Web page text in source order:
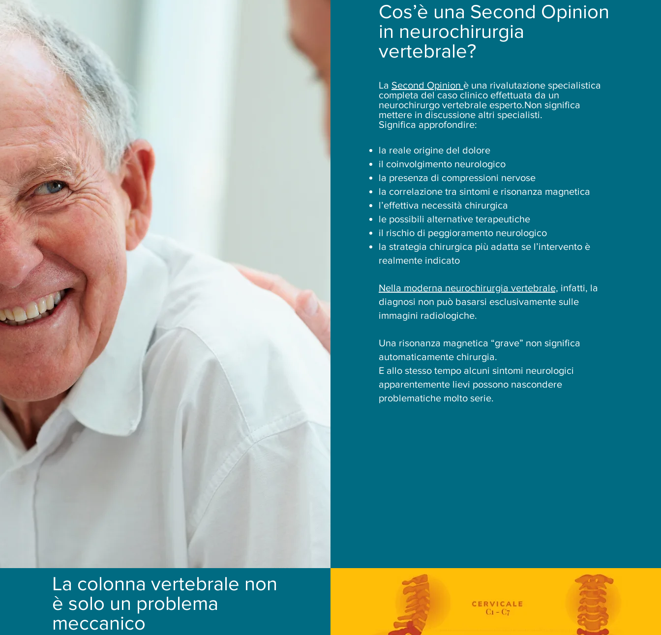
Cos’è una Second Opinion
in neurochirurgia
vertebrale?
La Second Opinion è una rivalutazione specialistica
completa del caso clinico effettuata da un
neurochirurgo vertebrale esperto.Non significa
mettere in discussione altri specialisti.
Significa approfondire:
la reale origine del dolore
il coinvolgimento neurologico
la presenza di compressioni nervose
la correlazione tra sintomi e risonanza magnetica
l’effettiva necessità chirurgica
le possibili alternative terapeutiche
il rischio di peggioramento neurologico
la strategia chirurgica più adatta se l’intervento è
realmente indicato
Nella moderna neurochirurgia vertebrale, infatti, la
diagnosi non può basarsi esclusivamente sulle
immagini radiologiche.
Una risonanza magnetica “grave” non significa
automaticamente chirurgia.
E allo stesso tempo alcuni sintomi neurologici
apparentemente lievi possono nascondere
problematiche molto serie.
La colonna vertebrale non
è solo un problema
meccanico